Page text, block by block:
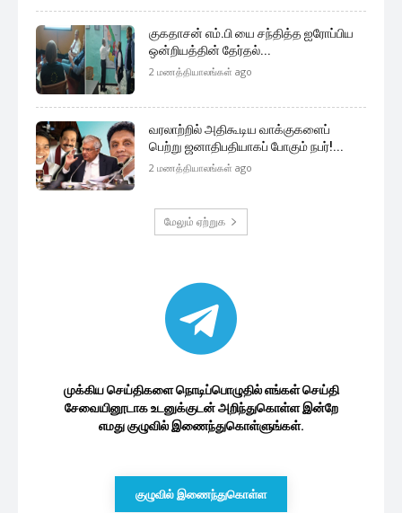
குகதாசன் எம்.பி யை சந்தித்த ஐரோப்பிய
ஒன்றியத்தின் தேர்தல்...
2 மணத்தியாலங்கள் ago
வரலாற்றில் அதிகூடிய வாக்குகளைப்
பெற்று ஜனாதிபதியாகப் போகும் நபர்!...
2 மணத்தியாலங்கள் ago
மேலும் ஏற்றுக
முக்கிய செய்திகளை நொடிப்பொழுதில் எங்கள் செய்தி
சேவையினூடாக உடனுக்குடன் அறிந்துகொள்ள இன்றே
எமது குழுவில் இணைந்துகொள்ளுங்கள்.
குழுவில் இணைந்துகொள்ள